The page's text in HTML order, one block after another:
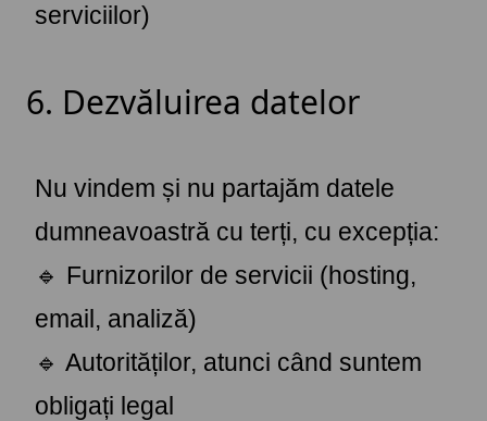
serviciilor)
6. Dezvăluirea datelor
Nu vindem și nu partajăm datele
dumneavoastră cu terți, cu excepția:
🔹 Furnizorilor de servicii (hosting,
email, analiză)
🔹 Autorităților, atunci când suntem
obligați legal